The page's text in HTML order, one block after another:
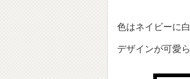
色はネイビーに
デザインが可愛